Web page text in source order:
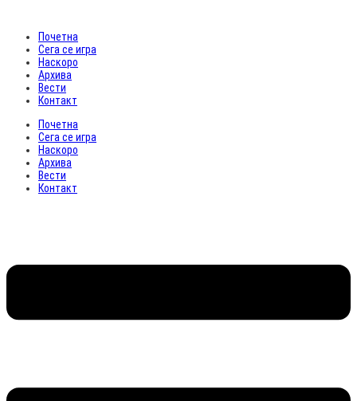
Почетна
Сега се игра
Наскоро
Архива
Вести
Контакт
Почетна
Сега се игра
Наскоро
Архива
Вести
Контакт